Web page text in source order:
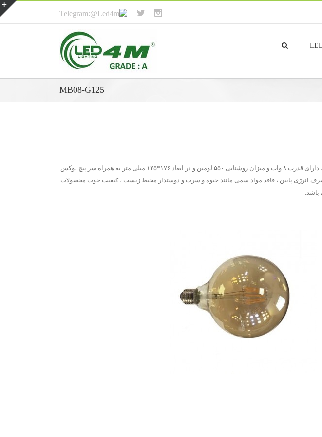
MB08-G125
MB08-G125 از گروه لامپ های فیلامانی دکوراتیو ادیسون زاویه ۳۶۰ درجه رنگ آفتابی است. لامپ AMBER دارای قدرت ۸ وات و میزان روشنایی ۵۵۰ لومین و در ابعاد ۱۷۶*۱۲۵ میلی متر به همراه سر پیچ لوکس
انرژی پایین ، فاقد مواد سمی مانند جیوه و سرب و دوستدار محیط زیست ، کیفیت خوب محصولات